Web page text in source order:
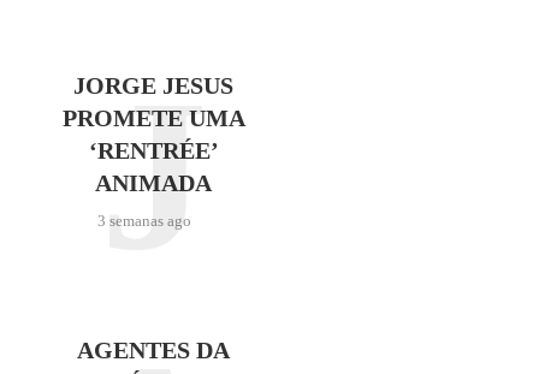
JORGE JESUS
PROMETE UMA
‘RENTRÉE’
ANIMADA
3 semanas ago
J
AGENTES DA